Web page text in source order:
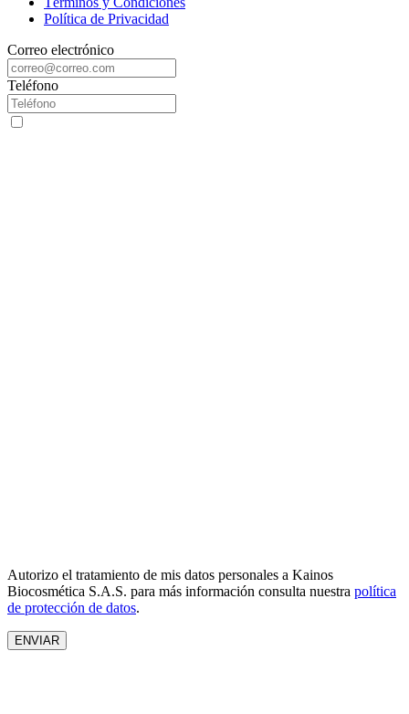
Política de Privacidad
Correo electrónico
Teléfono
Autorizo el tratamiento de mis datos personales a Kainos
Biocosmética S.A.S. para más información consulta nuestra política
de protección de datos.
ENVIAR